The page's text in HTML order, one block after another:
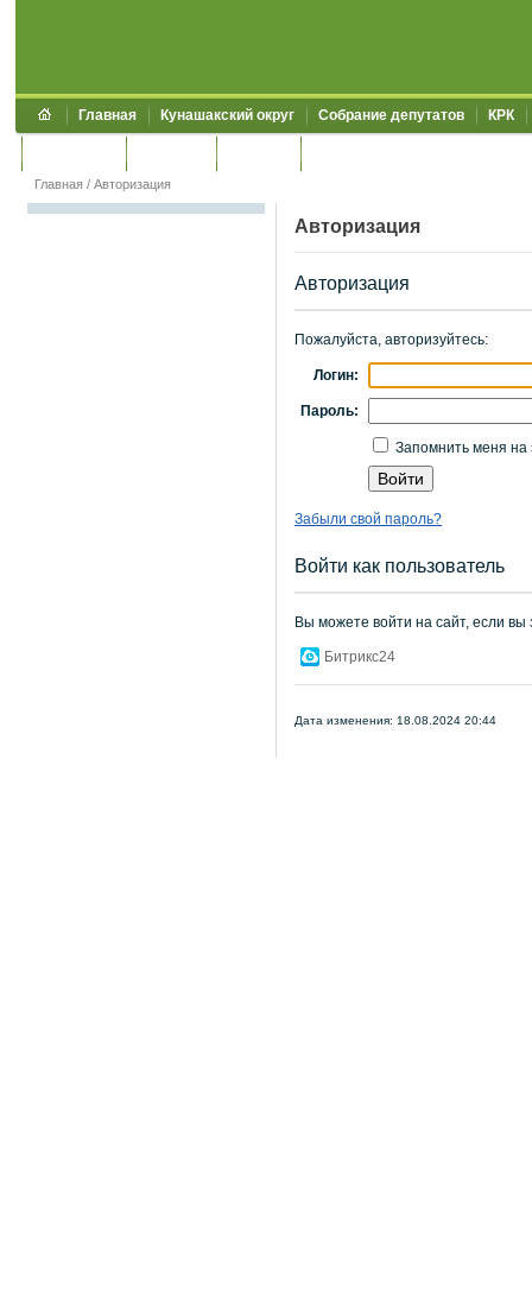
Главная Кунашакский округ Собрание депутатов КРК
Главная / Авторизация
Авторизация
Авторизация
Пожалуйста, авторизуйтесь:
Логин:
Пароль:
Запомнить меня на
Забыли свой пароль?
Войти как пользователь
Вы можете войти на сайт, если вы
Битрикс24
Дата изменения: 18.08.2024 20:44